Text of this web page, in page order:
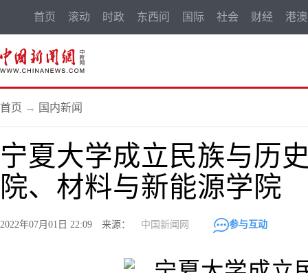
首页 滚动 时政 东西问 国际 社会 财经 港澳
首页 → 国内新闻
宁夏大学成立民族与历
院、材料与新能源学院
2022年07月01日 22:09 来源： 中国新闻网 参与互动